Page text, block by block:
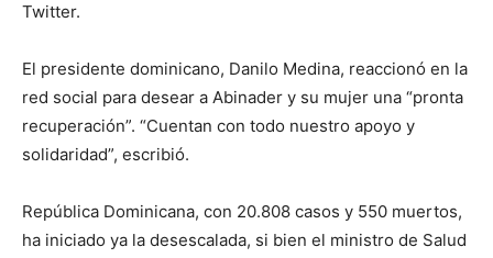
Twitter.
El presidente dominicano, Danilo Medina, reaccionó en la
red social para desear a Abinader y su mujer una “pronta
recuperación”. “Cuentan con todo nuestro apoyo y
solidaridad”, escribió.
República Dominicana, con 20.808 casos y 550 muertos,
ha iniciado ya la desescalada, si bien el ministro de Salud